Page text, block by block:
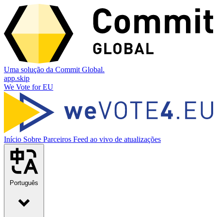
Uma solução da Commit Global.
app.skip
We Vote for EU
Início Sobre Parceiros Feed ao vivo de atualizações
Português